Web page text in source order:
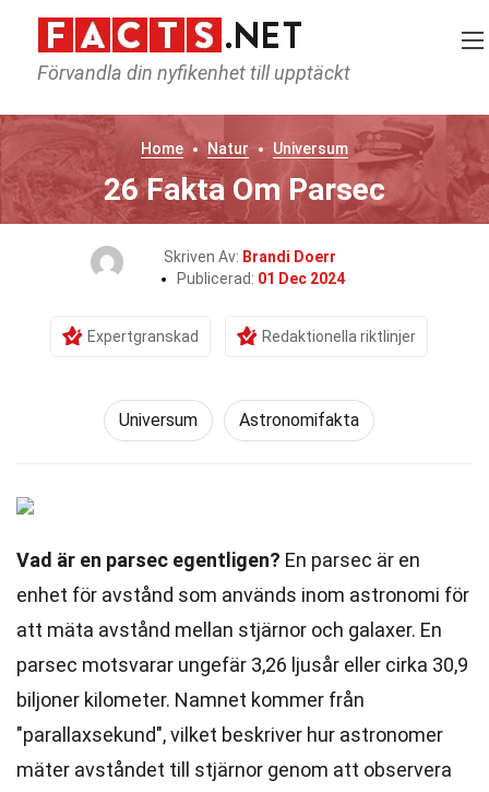
Förvandla din nyfikenhet till upptäckt
Home Natur Universum
26 Fakta Om Parsec
Skriven Av: Brandi Doerr
Publicerad: 01 Dec 2024
Expertgranskad Redaktionella riktlinjer
Universum Astronomifakta
Vad är en parsec egentligen? En parsec är en
enhet för avstånd som används inom astronomi för
att mäta avstånd mellan stjärnor och galaxer. En
parsec motsvarar ungefär 3,26 ljusår eller cirka 30,9
biljoner kilometer. Namnet kommer från
"parallaxsekund", vilket beskriver hur astronomer
mäter avståndet till stjärnor genom att observera